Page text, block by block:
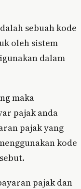
sebuah kode
oleh sistem
dalam
maka
pajak anda
pajak yang
kode
pajak dan